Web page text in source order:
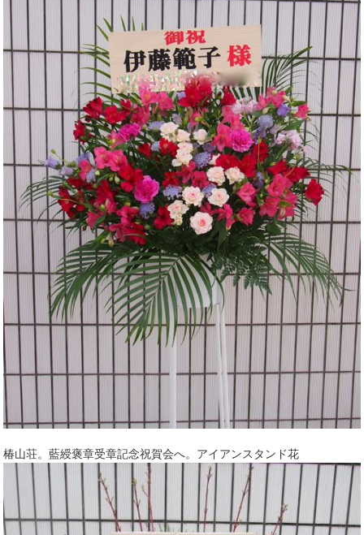
椿山荘。藍綬褒章受章記念祝賀会へ。アイアンスタンド花